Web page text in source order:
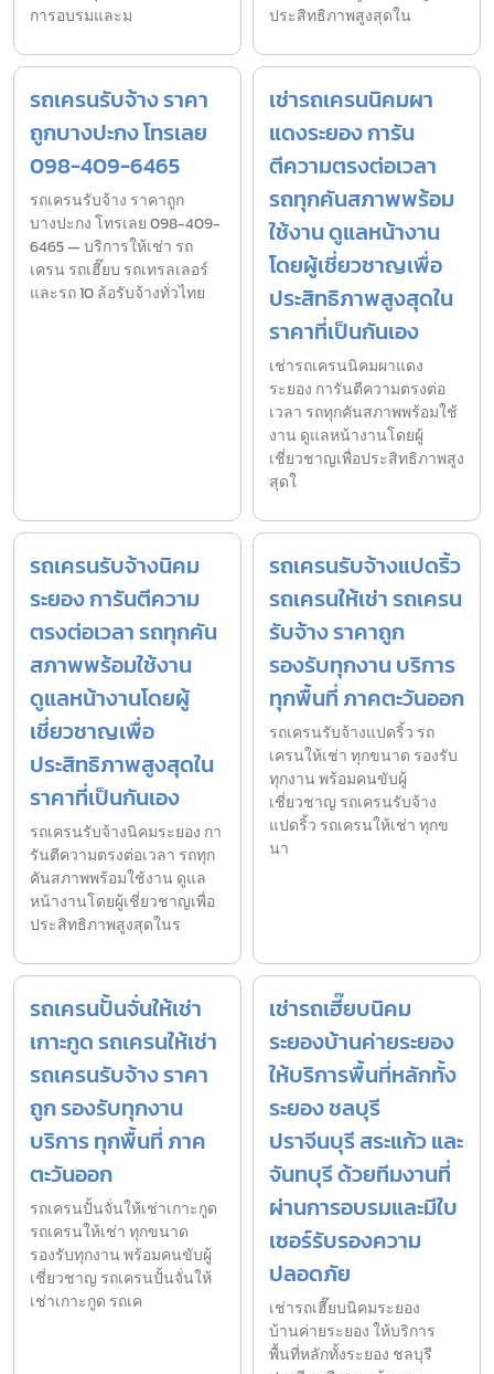
การอบรมและม
ประสิทธิภาพสูงสุดใน
รถเครนรับจ้าง ราคา
ถูกบางปะกง โทรเลย
098-409-6465
รถเครนรับจ้าง ราคาถูก
บางปะกง โทรเลย 098-409-
6465 — บริการให้เช่า รถ
เครน รถเฮี๊ยบ รถเทรลเลอร์
และรถ 10 ล้อรับจ้างทั่วไทย
เช่ารถเครนนิคมผา
แดงระยอง การัน
ตีความตรงต่อเวลา
รถทุกคันสภาพพร้อม
ใช้งาน ดูแลหน้างาน
โดยผู้เชี่ยวชาญเพื่อ
ประสิทธิภาพสูงสุดใน
ราคาที่เป็นกันเอง
เช่ารถเครนนิคมผาแดง
ระยอง การันตีความตรงต่อ
เวลา รถทุกคันสภาพพร้อมใช้
งาน ดูแลหน้างานโดยผู้
เชี่ยวชาญเพื่อประสิทธิภาพสูง
สุดใ
รถเครนรับจ้างนิคม
ระยอง การันตีความ
ตรงต่อเวลา รถทุกคัน
สภาพพร้อมใช้งาน
ดูแลหน้างานโดยผู้
เชี่ยวชาญเพื่อ
ประสิทธิภาพสูงสุดใน
ราคาที่เป็นกันเอง
รถเครนรับจ้างนิคมระยอง กา
รันตีความตรงต่อเวลา รถทุก
คันสภาพพร้อมใช้งาน ดูแล
หน้างานโดยผู้เชี่ยวชาญเพื่อ
ประสิทธิภาพสูงสุดในร
รถเครนรับจ้างแปดริ้ว
รถเครนให้เช่า รถเครน
รับจ้าง ราคาถูก
รองรับทุกงาน บริการ
ทุกพื้นที่ ภาคตะวันออก
รถเครนรับจ้างแปดริ้ว รถ
เครนให้เช่า ทุกขนาด รองรับ
ทุกงาน พร้อมคนขับผู้
เชี่ยวชาญ รถเครนรับจ้าง
แปดริ้ว รถเครนให้เช่า ทุกข
นา
รถเครนปั้นจั่นให้เช่า
เกาะกูด รถเครนให้เช่า
รถเครนรับจ้าง ราคา
ถูก รองรับทุกงาน
บริการ ทุกพื้นที่ ภาค
ตะวันออก
รถเครนปั้นจั่นให้เช่าเกาะกูด
รถเครนให้เช่า ทุกขนาด
รองรับทุกงาน พร้อมคนขับผู้
เชี่ยวชาญ รถเครนปั้นจั่นให้
เช่าเกาะกูด รถเค
เช่ารถเฮี๊ยบนิคม
ระยองบ้านค่ายระยอง
ให้บริการพื้นที่หลักทั้ง
ระยอง ชลบุรี
ปราจีนบุรี สระแก้ว และ
จันทบุรี ด้วยทีมงานที่
ผ่านการอบรมและมีใบ
เซอร์รับรองความ
ปลอดภัย
เช่ารถเฮี๊ยบนิคมระยอง
บ้านค่ายระยอง ให้บริการ
พื้นที่หลักทั้งระยอง ชลบุรี